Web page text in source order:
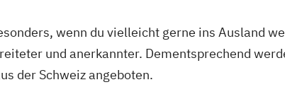
wenn du vielleicht gerne ins Ausland
und anerkannter. Dementsprechend
der Schweiz angeboten.